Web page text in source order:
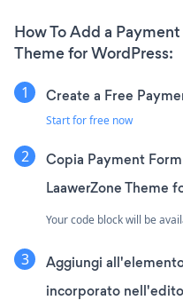
How To Add a
Theme for WordPress:
Create a Free
Start for free now
Copia Payment
LaawerZone Theme
Your code block will be
Aggiungi
incorporato